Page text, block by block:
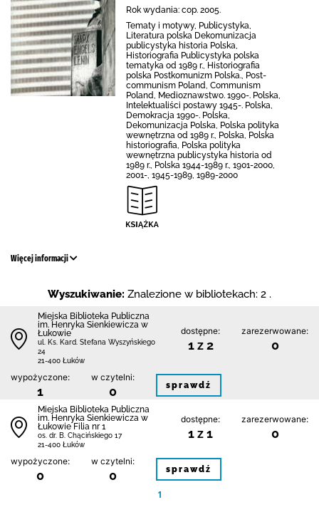
Rok wydania: cop. 2005.
Tematy i motywy, Publicystyka,
Literatura polska Dekomunizacja
publicystyka historia Polska,
Historiografia Publicystyka polska
tematyka od 1989 r., Historiografia
polska Postkomunizm Polska., Post-
communism Poland, Communism
Poland, Medioznawstwo. 1990-. Polska,
Intelektualiści postawy 1945-. Polska,
Demokracja 1990-. Polska,
Dekomunizacja Polska, Polska polityka
wewnętrzna od 1989 r., Polska, Polska
historiografia, Polska polityka
wewnętrzna publicystyka historia od
1989 r., Polska 1944-1989 r., 1901-2000,
2001-, 1945-1989, 1989-2000
Więcej informacji
Wyszukiwanie: Znalezione w bibliotekach: 2 .
Miejska Biblioteka Publiczna
im. Henryka Sienkiewicza w
Łukowie
ul. Ks. Kard. Stefana Wyszyńskiego
24
21-400 Łuków
dostępne:
1 z 2
zarezerwowane:
0
wypożyczone:
1
w czytelni:
0 sprawdź
Miejska Biblioteka Publiczna
im. Henryka Sienkiewicza w
Łukowie Filia nr 1
os. dr. B. Chącińskiego 17
21-400 Łuków
dostępne:
1 z 1
zarezerwowane:
0
wypożyczone:
0
w czytelni:
0 sprawdź
1